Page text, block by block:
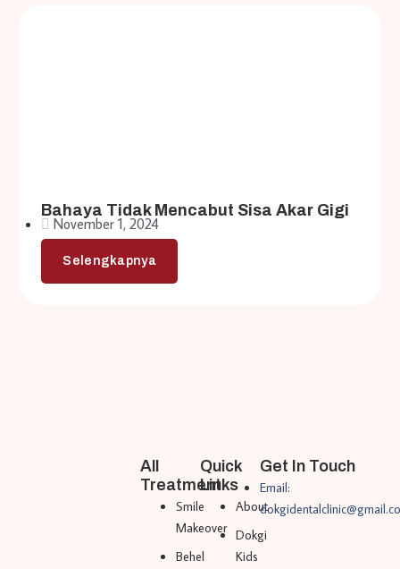
Bahaya Tidak Mencabut Sisa Akar Gigi
November 1, 2024
Selengkapnya
Quick
Links
About
Dokgi
Kids
All
Treatment
Smile
Makeover
Behel
Get In Touch
Email: